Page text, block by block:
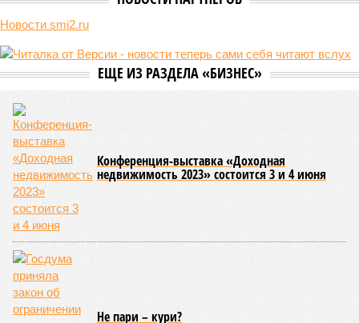
В нескольких станциях от уже сданного «Сказочного леса» пайщики ЖК
«Станция Л» продолжают ждать от компании Capital Group начала
реальной достройки (изображение сгенерировано ИИ)
Пока в Ярославском районе СВАО дольщики «Сказочного леса»
уже получают ключи – в мае 2026 года были получены
заключение о соответствии проектной документации и
разрешение на ввод жилищного комплекса в эксплуатацию –
совсем недалеко, в паре станций метро южнее, на Люблинской
улице, картина, можно сказать, прямо противоположная.